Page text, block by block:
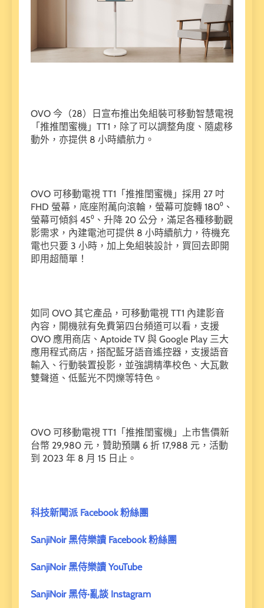
OVO 今（28）日宣布推出免組裝可移動智慧電視
「推推閨蜜機」TT1，除了可以調整角度、隨處移
動外，亦提供 8 小時續航力。
OVO 可移動電視 TT1「推推閨蜜機」採用 27 吋
FHD 螢幕，底座附萬向滾輪，螢幕可旋轉 180⁰、
螢幕可傾斜 45⁰、升降 20 公分，滿足各種移動觀
影需求，內建電池可提供 8 小時續航力，待機充
電也只要 3 小時，加上免組裝設計，買回去即開
即用超簡單！
如同 OVO 其它產品，可移動電視 TT1 內建影音
內容，開機就有免費第四台頻道可以看，支援
OVO 應用商店、Aptoide TV 與 Google Play 三大
應用程式商店，搭配藍牙語音遙控器，支援語音
輸入、行動裝置投影，並強調精準校色、大瓦數
雙聲道、低藍光不閃爍等特色。
OVO 可移動電視 TT1「推推閨蜜機」上市售價新
台幣 29,980 元，贊助預購 6 折 17,988 元，活動
到 2023 年 8 月 15 日止。
科技新聞派 Facebook 粉絲團
SanjiNoir 黑侍樂讀 Facebook 粉絲團
SanjiNoir 黑侍樂讀 YouTube
SanjiNoir 黑侍·亂談 Instagram